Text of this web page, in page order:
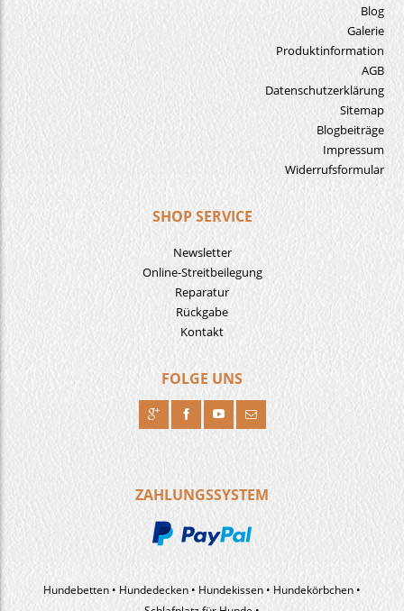
Blog
Galerie
Produktinformation
AGB
Datenschutzerklärung
Sitemap
Blogbeiträge
Impressum
Widerrufsformular
SHOP SERVICE
Newsletter
Online-Streitbeilegung
Reparatur
Rückgabe
Kontakt
FOLGE UNS
R H F J
ZAHLUNGSSYSTEM
Hundebetten Hundedecken Hundekissen
Hundekörbchen